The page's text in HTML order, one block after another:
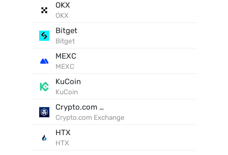
OKX
OKX
Bitget
Bitget
MEXC
MEXC
KuCoin
KuCoin
Crypto.com Exchange
Crypto.com Exchange
HTX
HTX